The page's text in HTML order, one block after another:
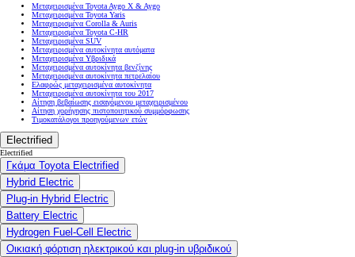
Μεταχειρισμένα Toyota Aygo X & Aygo
Μεταχειρισμένα Toyota Yaris
Μεταχειρισμένα Corolla & Auris
Μεταχειρισμένα Toyota C-HR
Μεταχειρισμένα SUV
Μεταχειρισμένα αυτοκίνητα αυτόματα
Μεταχειρισμένα Υβριδικά
Μεταχειρισμένα αυτοκίνητα βενζίνης
Μεταχειρισμένα αυτοκίνητα πετρελαίου
Ελαφρώς μεταχειρισμένα αυτοκίνητα
Μεταχειρισμένα αυτοκίνητα του 2017
Αίτηση βεβαίωσης εισαγόμενου μεταχειρισμένου
Αίτηση χορήγησης πιστοποιητικού συμμόρφωσης
Τιμοκατάλογοι προηγούμενων ετών
Electrified
Electrified
Γκάμα Toyota Electrified
Hybrid Electric
Plug-in Hybrid Electric
Battery Electric
Hydrogen Fuel-Cell Electric
Οικιακή φόρτιση ηλεκτρικού και plug-in υβριδικού